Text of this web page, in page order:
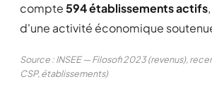
compte594 établissements actifs
d'une activité économique
Source : INSEE — Filosofi 2023 (revenus),
CSP, établissements)